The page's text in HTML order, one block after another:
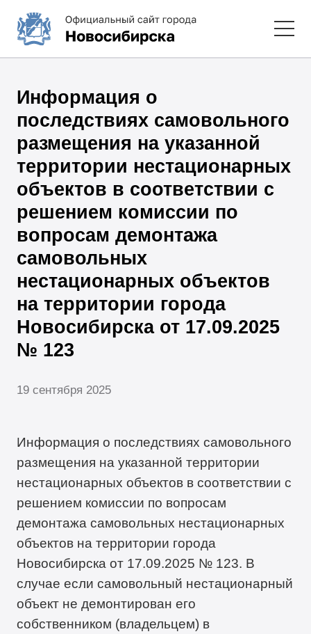
Информация о
последствиях самовольного
размещения на указанной
территории нестационарных
объектов в соответствии с
решением комиссии по
вопросам демонтажа
самовольных
нестационарных объектов
на территории города
Новосибирска от 17.09.2025
№ 123
19 сентября 2025
Информация о последствиях самовольного
размещения на указанной территории
нестационарных объектов в соответствии с
решением комиссии по вопросам
демонтажа самовольных нестационарных
объектов на территории города
Новосибирска от 17.09.2025 № 123. В
случае если самовольный нестационарный
объект не демонтирован его
собственником (владельцем) в